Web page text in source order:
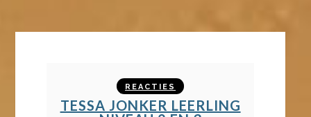
REACTIES
TESSA JONKER LEERLING